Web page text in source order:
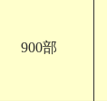
900部